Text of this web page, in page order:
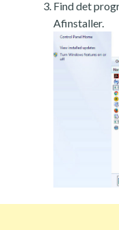
Find det
Afinstaller.